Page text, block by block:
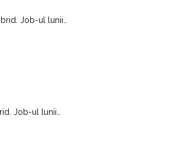
Job-ul lunii
Job-ul lunii